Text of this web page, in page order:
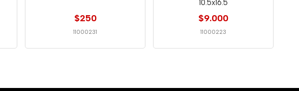
$250
11000231
10.5x16.5
$9.000
11000223